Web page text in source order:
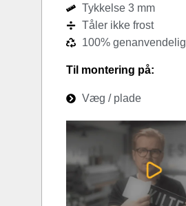
Tykkelse 3 mm
Tåler ikke frost
100% genanvendelig
Til montering på:
Væg / plade